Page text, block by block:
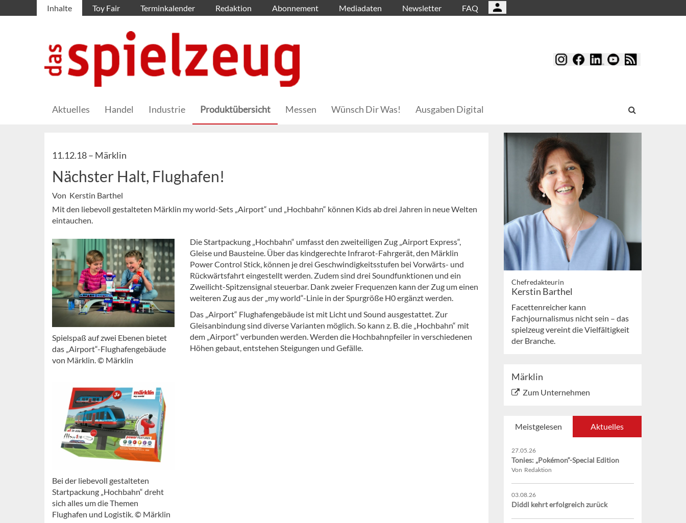
Inhalte Toy Fair Terminkalender Redaktion Abonnement Mediadaten Newsletter FAQ
Aktuelles Handel Industrie Produktübersicht Messen Wünsch Dir Was! Ausgaben Digital
11.12.18 – Märklin
Nächster Halt, Flughafen!
Von Kerstin Barthel
Mit den liebevoll gestalteten Märklin my world-Sets „Airport“ und „Hochbahn“ können Kids ab drei Jahren in neue Welten
eintauchen.
Spielspaß auf zwei Ebenen bietet
das „Airport“-Flughafengebäude
von Märklin. © Märklin
Bei der liebevoll gestalteten
Startpackung „Hochbahn“ dreht
sich alles um die Themen
Flughafen und Logistik. © Märklin
Die Startpackung „Hochbahn“ umfasst den zweiteiligen Zug „Airport Express“,
Gleise und Bausteine. Über das kindgerechte Infrarot-Fahrgerät, den Märklin
Power Control Stick, können je drei Geschwindigkeitsstufen bei Vorwärts- und
Rückwärtsfahrt eingestellt werden. Zudem sind drei Soundfunktionen und ein
Zweilicht-Spitzensignal steuerbar. Dank zweier Frequenzen kann der Zug um einen
weiteren Zug aus der „my world“-Linie in der Spurgröße H0 ergänzt werden.
Das „Airport“ Flughafengebäude ist mit Licht und Sound ausgestattet. Zur
Gleisanbindung sind diverse Varianten möglich. So kann z. B. die „Hochbahn“ mit
dem „Airport“ verbunden werden. Werden die Hochbahnpfeiler in verschiedenen
Höhen gebaut, entstehen Steigungen und Gefälle.
Chefredakteurin
Kerstin Barthel
Facettenreicher kann
Fachjournalismus nicht sein – das
spielzeug vereint die Vielfältigkeit
der Branche.
Märklin
Zum Unternehmen
Meistgelesen Aktuelles
27.05.26
Tonies: „Pokémon“-Special Edition
Von Redaktion
03.08.26
Diddl kehrt erfolgreich zurück